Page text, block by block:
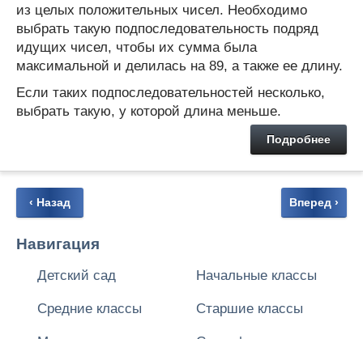
из целых положительных чисел. Необходимо
выбрать такую подпоследовательность подряд
идущих чисел, чтобы их сумма была
максимальной и делилась на 89, а также ее длину.
Если таких подпоследовательностей несколько,
выбрать такую, у которой длина меньше.
Подробнее
Вперед ›
‹ Назад
Навигация
Детский сад Начальные классы
Средние классы Старшие классы